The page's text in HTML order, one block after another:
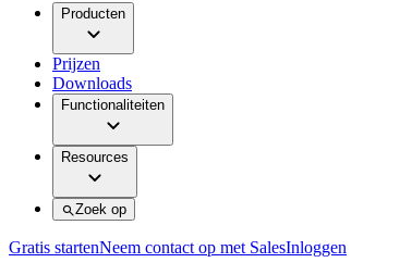
Producten
Prijzen
Downloads
Functionaliteiten
Resources
Zoek op
Gratis startenNeem contact op met SalesInloggen